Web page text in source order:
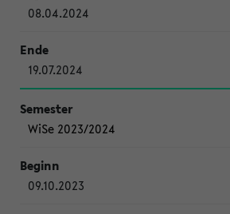
08.04.2024
19.07.2024
WiSe 2023/2024
09.10.2023